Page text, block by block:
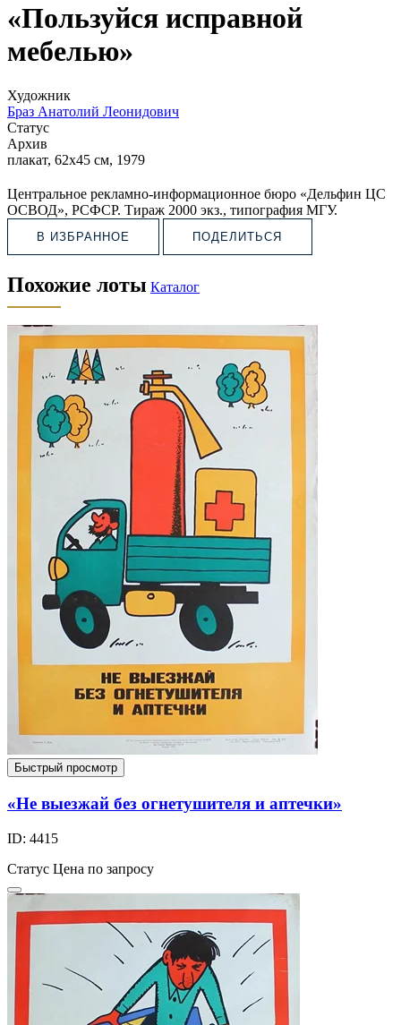
«Пользуйся исправной
мебелью»
Художник
Браз Анатолий Леонидович
Статус
Архив
плакат, 62х45 см, 1979
Центральное рекламно-информационное бюро «Дельфин ЦС
ОСВОД», РСФСР. Тираж 2000 экз., типография МГУ.
В ИЗБРАННОЕ ПОДЕЛИТЬСЯ
Похожие лоты Каталог
Быстрый просмотр
«Не выезжай без огнетушителя и аптечки»
ID: 4415
Статус Цена по запросу